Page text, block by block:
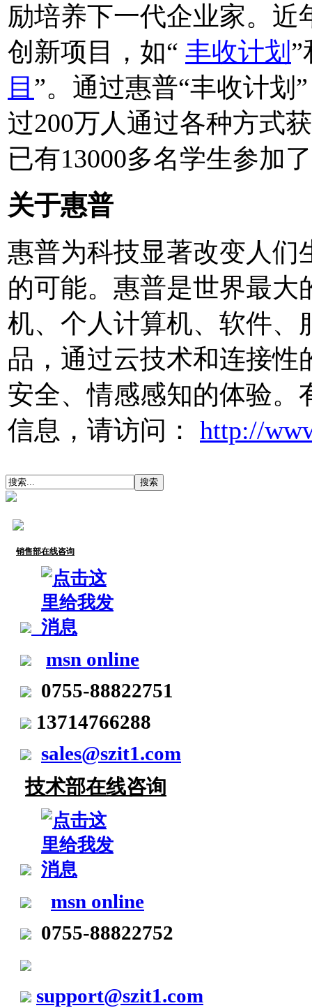
励培养下一代企业家。近
创新项目，如“ 丰收计划
目 ”。通过惠普“丰收计划
过200万人通过各种方式
已有13000多名学生参加
关于惠普
惠普为科技显著改变人们
的可能。惠普是世界最大
机、个人计算机、软件、
品，通过云技术和连接性
安全、情感感知的体验。
信息，请访问： http://
销售部在线咨询
msn online
0755-88822751
13714766288
sales@szit1.com
技术部在线咨询
msn online
0755-88822752
support@szit1.com